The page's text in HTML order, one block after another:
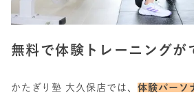
無料で体験トレーニングが
かたぎり塾 大久保店では、 体験パーソ